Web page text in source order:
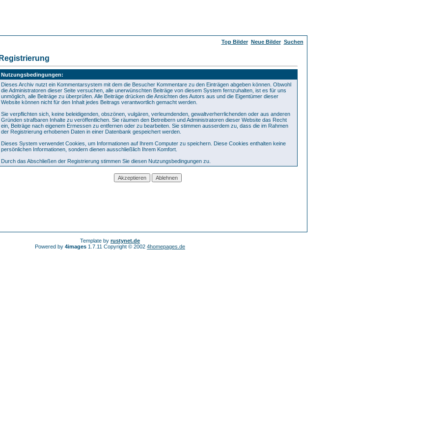
Top Bilder Neue Bilder Suchen
Registrierung
Nutzungsbedingungen:
Dieses Archiv nutzt ein Kommentarsystem mit dem die Besucher Kommentare zu den Einträgen abgeben können. Obwohl
die Administratoren dieser Seite versuchen, alle unerwünschten Beiträge von diesem System fernzuhalten, ist es für uns
unmöglich, alle Beiträge zu überprüfen. Alle Beiträge drücken die Ansichten des Autors aus und die Eigentümer dieser
Website können nicht für den Inhalt jedes Beitrags verantwortlich gemacht werden.
Sie verpflichten sich, keine beleidigenden, obszönen, vulgären, verleumdenden, gewaltverherrlichenden oder aus anderen
Gründen strafbaren Inhalte zu veröffentlichen. Sie räumen den Betreibern und Administratoren dieser Website das Recht
ein, Beiträge nach eigenem Ermessen zu entfernen oder zu bearbeiten. Sie stimmen ausserdem zu, dass die im Rahmen
der Registrierung erhobenen Daten in einer Datenbank gespeichert werden.
Dieses System verwendet Cookies, um Informationen auf Ihrem Computer zu speichern. Diese Cookies enthalten keine
persönlichen Informationen, sondern dienen ausschließlich Ihrem Komfort.
Durch das Abschließen der Registrierung stimmen Sie diesen Nutzungsbedingungen zu.
Template by rustynet.de
Powered by 4images 1.7.11 Copyright © 2002 4homepages.de